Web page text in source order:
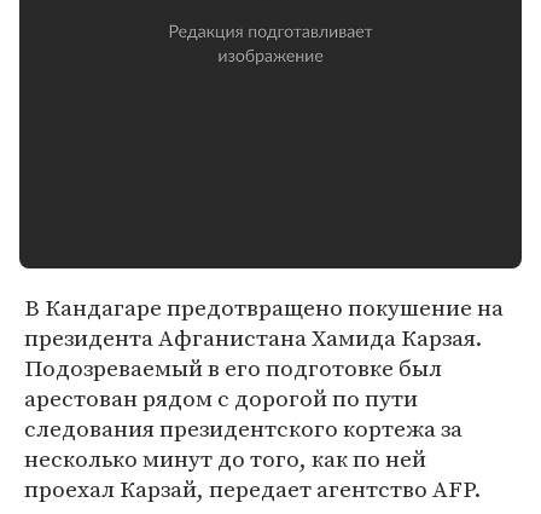
В Кандагаре предотвращено покушение на
президента Афганистана Хамида Карзая.
Подозреваемый в его подготовке был
арестован рядом с дорогой по пути
следования президентского кортежа за
несколько минут до того, как по ней
проехал Карзай, передает агентство AFP.